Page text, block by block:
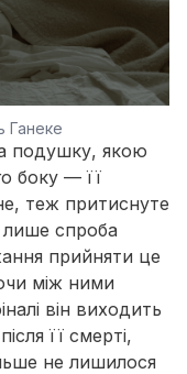
Ганеке
подушку, якою
боку — її
теж притиснуте
спроба
прийняти це
між ними
він виходить
її смерті,
не лишилося